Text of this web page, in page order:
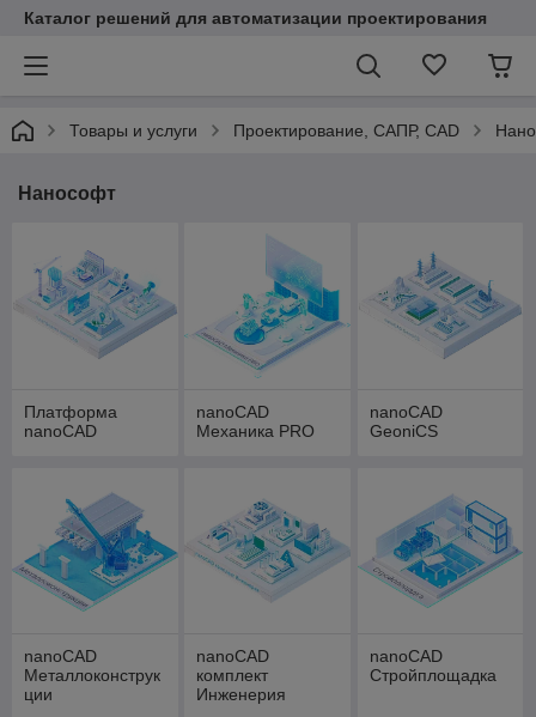
Каталог решений для автоматизации проектирования
Товары и услуги Проектирование, САПР, CAD
Нанософт
Платформа
nanoCAD
nanoCAD
Механика PRO
nanoCAD
GeoniCS
nanoCAD
Металлоконструк
ции
nanoCAD
комплект
Инженерия
nanoCAD
Стройплощадка